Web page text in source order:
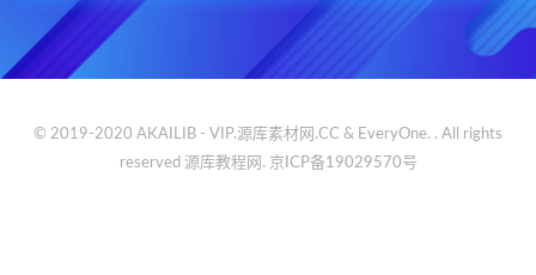
© 2019-2020 AKAILIB - VIP.源库素材网.CC & EveryOne. . All rights
reserved 源库教程网. 京ICP备19029570号